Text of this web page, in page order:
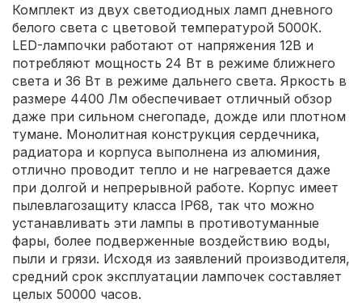
Комплект из двух светодиодных ламп дневного
белого света с цветовой температурой 5000К.
LED-лампочки работают от напряжения 12В и
потребляют мощность 24 Вт в режиме ближнего
света и 36 Вт в режиме дальнего света. Яркость в
размере 4400 Лм обеспечивает отличный обзор
даже при сильном снегопаде, дожде или плотном
тумане. Монолитная конструкция сердечника,
радиатора и корпуса выполнена из алюминия,
отлично проводит тепло и не нагревается даже
при долгой и непрерывной работе. Корпус имеет
пылевлагозащиту класса IP68, так что можно
устанавливать эти лампы в противотуманные
фары, более подверженные воздействию воды,
пыли и грязи. Исходя из заявлений производителя,
средний срок эксплуатации лампочек составляет
целых 50000 часов.